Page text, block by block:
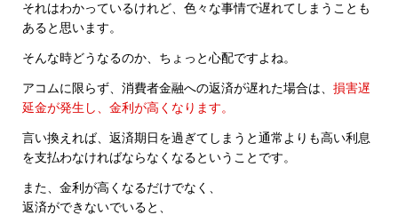
それはわかっているけれど、色々な事情で遅れてしまうことも
あると思います。
そんな時どうなるのか、ちょっと心配ですよね。
アコムに限らず、消費者金融への返済が遅れた場合は、 損害遅
延金が発生し、金利が高くなります。
言い換えれば、返済期日を過ぎてしまうと通常よりも高い利息
を支払わなければならなくなるということです。
また、金利が高くなるだけでなく、
返済ができないでいると、